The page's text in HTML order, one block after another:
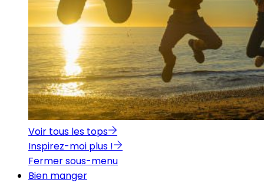
Voir tous les tops
Inspirez-moi plus !
Fermer sous-menu
Bien manger